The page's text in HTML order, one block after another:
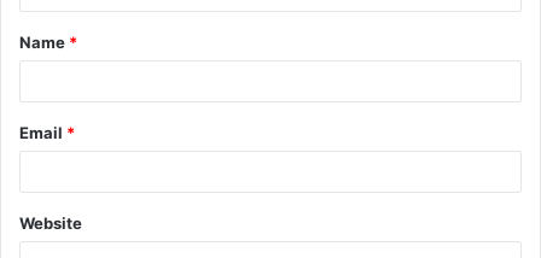
t
*
Name *
Email *
Website